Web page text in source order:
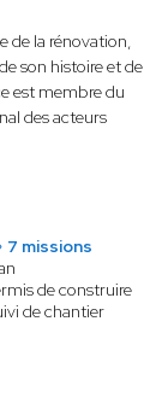
de la rénovation,
son histoire et de
est membre du
des acteurs
7 missions
de construire
de chantier